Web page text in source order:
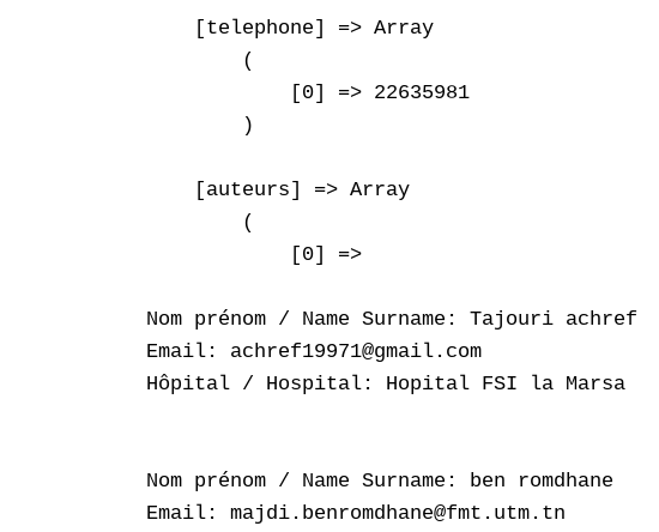
    [telephone] => Array
        (
            [0] => 22635981
        )
    [auteurs] => Array
        (
            [0] =>
Nom prénom / Name Surname: Tajouri achref
Email: achref19971@gmail.com
Hôpital / Hospital: Hopital FSI la Marsa
Nom prénom / Name Surname: ben romdhane
Email: majdi.benromdhane@fmt.utm.tn